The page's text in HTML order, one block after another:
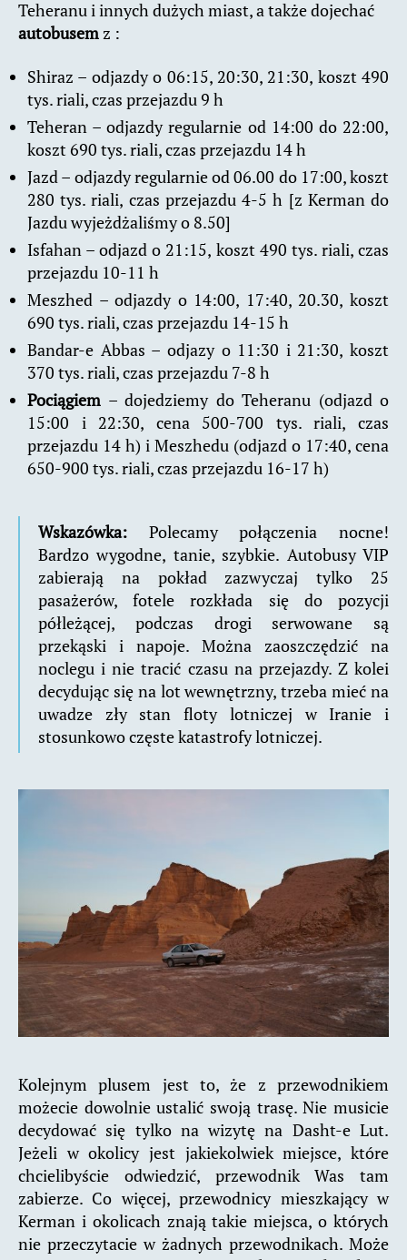
Teheranu i innych dużych miast, a także dojechać
autobusemz :
Shiraz – odjazdy o 06:15, 20:30, 21:30, koszt 490
tys. riali, czas przejazdu 9 h
Teheran – odjazdy regularnie od 14:00 do 22:00,
koszt 690 tys. riali, czas przejazdu 14 h
Jazd – odjazdy regularnie od 06.00 do 17:00, koszt
280 tys. riali, czas przejazdu 4-5 h [z Kerman do
Jazdu wyjeżdżaliśmy o 8.50]
Isfahan – odjazd o 21:15, koszt 490 tys. riali, czas
przejazdu 10-11 h
Meszhed – odjazdy o 14:00, 17:40, 20.30, koszt
690 tys. riali, czas przejazdu 14-15 h
Bandar-e Abbas – odjazy o 11:30 i 21:30, koszt
370 tys. riali, czas przejazdu 7-8 h
Pociągiem – dojedziemy do Teheranu (odjazd o
15:00 i 22:30, cena 500-700 tys. riali, czas
przejazdu 14 h) i Meszhedu (odjazd o 17:40, cena
650-900 tys. riali, czas przejazdu 16-17 h)
Wskazówka: Polecamy połączenia nocne!
Bardzo wygodne, tanie, szybkie. Autobusy VIP
zabierają na pokład zazwyczaj tylko 25
pasażerów, fotele rozkłada się do pozycji
półleżącej, podczas drogi serwowane są
przekąski i napoje. Można zaoszczędzić na
noclegu i nie tracić czasu na przejazdy. Z kolei
decydując się na lot wewnętrzny, trzeba mieć na
uwadze zły stan floty lotniczej w Iranie i
stosunkowo częste katastrofy lotniczej.
Kolejnym plusem jest to, że z przewodnikiem
możecie dowolnie ustalić swoją trasę. Nie musicie
decydować się tylko na wizytę na Dasht-e Lut.
Jeżeli w okolicy jest jakiekolwiek miejsce, które
chcielibyście odwiedzić, przewodnik Was tam
zabierze. Co więcej, przewodnicy mieszkający w
Kerman i okolicach znają takie miejsca, o których
nie przeczytacie w żadnych przewodnikach. Może